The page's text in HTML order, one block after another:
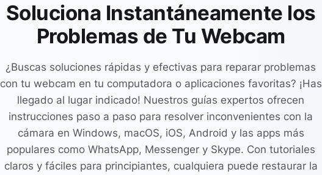
Soluciona Instantáneamente los
Problemas de Tu Webcam
¿Buscas soluciones rápidas y efectivas para reparar problemas
con tu webcam en tu computadora o aplicaciones favoritas? ¡Has
llegado al lugar indicado! Nuestros guías expertos ofrecen
instrucciones paso a paso para resolver inconvenientes con la
cámara en Windows, macOS, iOS, Android y las apps más
populares como WhatsApp, Messenger y Skype. Con tutoriales
claros y fáciles para principiantes, cualquiera puede restaurar la